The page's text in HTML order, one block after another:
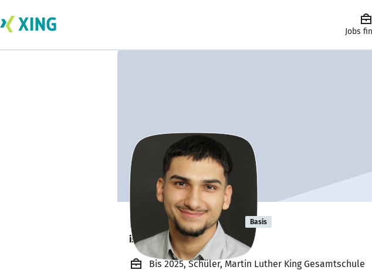
Jobs
Baran Cabadag Basis
ist offen für Projekte. 🔎
Bis 2025, Schüler, Martin Luther King Gesamtschule